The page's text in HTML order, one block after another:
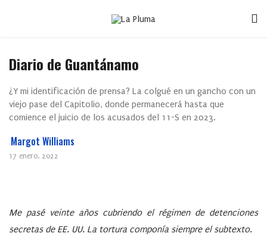
Diario de Guantánamo
¿Y mi identificación de prensa? La colgué en un gancho con un
viejo pase del Capitolio, donde permanecerá hasta que
comience el juicio de los acusados del 11-S en 2023.
Margot Williams
17 enero, 2022
Me pasé veinte años cubriendo el régimen de detenciones
secretas de EE. UU. La tortura componía siempre el subtexto.